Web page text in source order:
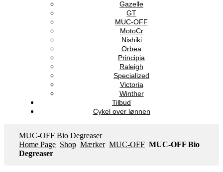
Gazelle
GT
MUC-OFF
MotoCr
Nishiki
Orbea
Principia
Raleigh
Specialized
Victoria
Winther
Tilbud
Cykel over lønnen
MUC-OFF Bio Degreaser
Home Page Shop Mærker MUC-OFF MUC-OFF Bio
Degreaser